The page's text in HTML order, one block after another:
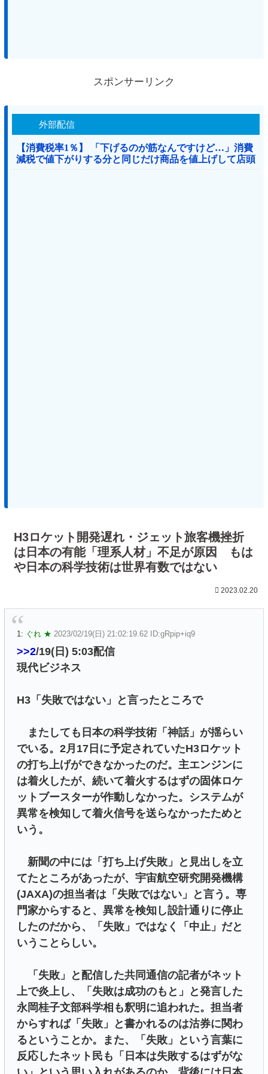
スポンサーリンク
外部配信
【消費税率1％】 「下げるのが筋なんですけど…」消費
減税で値下がりする分と同じだけ商品を値上げして店頭
価格を変えない店も
H3ロケット開発遅れ・ジェット旅客機挫折
は日本の有能「理系人材」不足が原因 もは
や日本の科学技術は世界有数ではない
2023.02.20
1: ぐれ ★ 2023/02/19(日) 21:02:19.62 ID:gRpip+iq9
>>2/19(日) 5:03配信
現代ビジネス
H3「失敗ではない」と言ったところで
またしても日本の科学技術「神話」が揺らい
でいる。2月17日に予定されていたH3ロケット
の打ち上げができなかったのだ。主エンジンに
は着火したが、続いて着火するはずの固体ロケ
ットブースターが作動しなかった。システムが
異常を検知して着火信号を送らなかったためと
いう。
新聞の中には「打ち上げ失敗」と見出しを立
てたところがあったが、宇宙航空研究開発機構
(JAXA)の担当者は「失敗ではない」と言う。専
門家からすると、異常を検知し設計通りに停止
したのだから、「失敗」ではなく「中止」だと
いうことらしい。
「失敗」と配信した共同通信の記者がネット
上で炎上し、「失敗は成功のもと」と発言した
永岡桂子文部科学相も釈明に追われた。担当者
からすれば「失敗」と書かれるのは沽券に関わ
るということか。また、「失敗」という言葉に
反応したネット民も「日本は失敗するはずがな